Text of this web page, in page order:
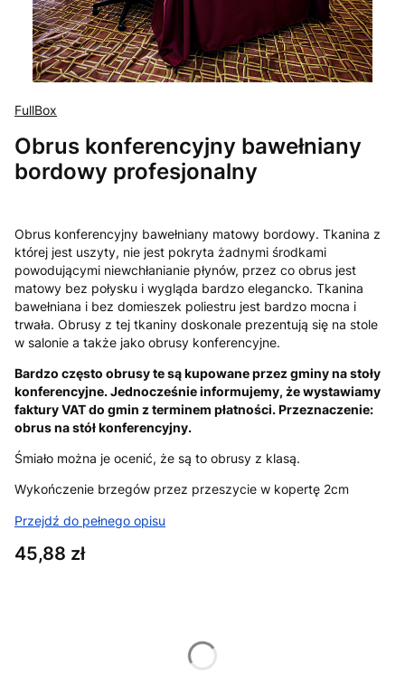
FullBox
Obrus konferencyjny bawełniany
bordowy profesjonalny
Obrus konferencyjny bawełniany matowy bordowy. Tkanina z
której jest uszyty, nie jest pokryta żadnymi środkami
powodującymi niewchłanianie płynów, przez co obrus jest
matowy bez połysku i wygląda bardzo elegancko. Tkanina
bawełniana i bez domieszek poliestru jest bardzo mocna i
trwała. Obrusy z tej tkaniny doskonale prezentują się na stole
w salonie a także jako obrusy konferencyjne.
Bardzo często obrusy te są kupowane przez gminy na stoły
konferencyjne. Jednocześnie informujemy, że wystawiamy
faktury VAT do gmin z terminem płatności. Przeznaczenie:
obrus na stół konferencyjny.
Śmiało można je ocenić, że są to obrusy z klasą.
Wykończenie brzegów przez przeszycie w kopertę 2cm
Przejdź do pełnego opisu
Cena
45,88 zł